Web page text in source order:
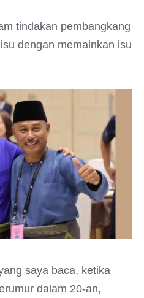
tindakan pembangkang
dengan memainkan isu
saya baca, ketika
dalam 20-an,